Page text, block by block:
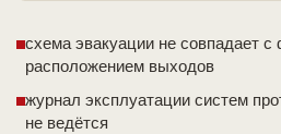
схема эвакуации не совпадает с
расположением выходов
журнал эксплуатации систем
не ведётся